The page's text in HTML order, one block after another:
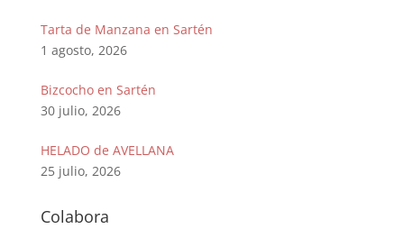
Tarta de Manzana en Sartén
1 agosto, 2026
Bizcocho en Sartén
30 julio, 2026
HELADO de AVELLANA
25 julio, 2026
Colabora